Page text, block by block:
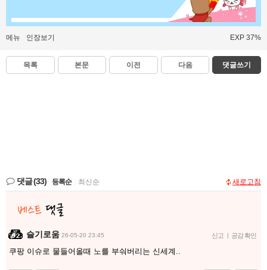
메뉴 인장보기 EXP 37%
목록 본문 이전 다음 댓글쓰기
댓글(33) 등록순 최신순 새로고침
슬기로움 26-05-20 23:45 신고 | 공감 확인
쿠팡 이슈로 물들어올때 노를 부숴버리는 신세계..